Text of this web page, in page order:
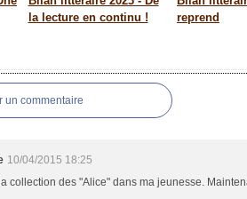
la lecture en continu !
reprend
un commentaire
10/04/2015 18:25
collection des "Alice" dans ma jeunesse.